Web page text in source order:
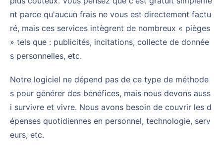
nt parce qu'aucun frais ne vous est directement factu
ré, mais ces services intègrent de nombreux « pièges
» tels que : publicités, incitations, collecte de donnée
s personnelles, etc.
Notre logiciel ne dépend pas de ce type de méthode
s pour générer des bénéfices, mais nous devons auss
i survivre et vivre. Nous avons besoin de couvrir les d
épenses quotidiennes en personnel, technologie, serv
eurs, etc.